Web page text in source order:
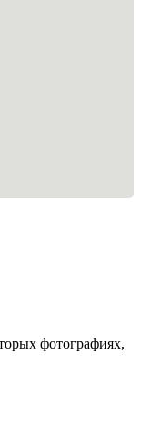
фотографиях,